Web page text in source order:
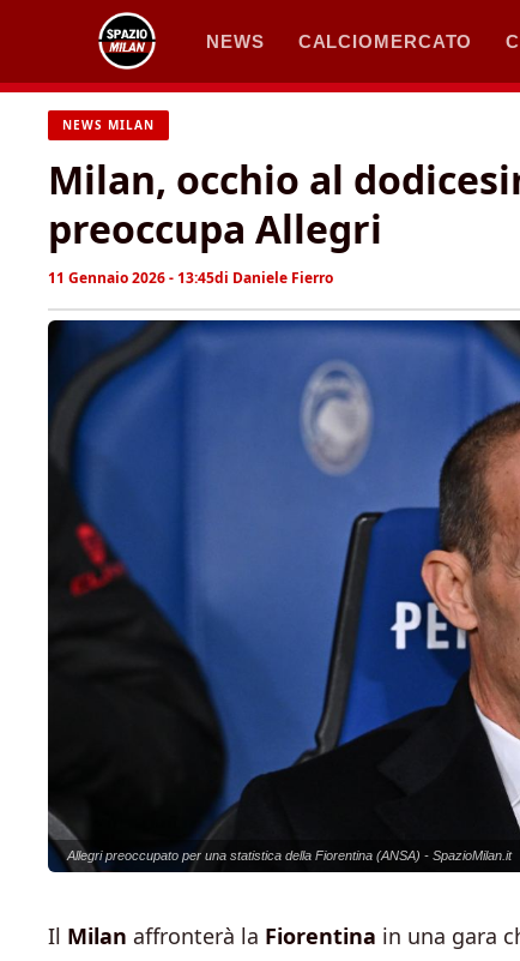
contenuto
NEWS CALCIOMERCATO
NEWS MILAN
Milan, occhio al
preoccupa Allegri
11 Gennaio 2026 - 13:45di Daniele Fierro
Allegri preoccupato per una statistica della Fiorentina (ANSA) - SpazioMilan.it
Il Milan affronterà la Fiorentina in una gara